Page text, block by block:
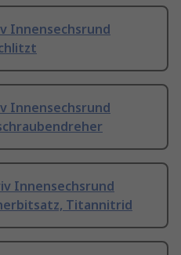
Innensechsrund
Innensechsrund
Innensechsrund
Titannitrid